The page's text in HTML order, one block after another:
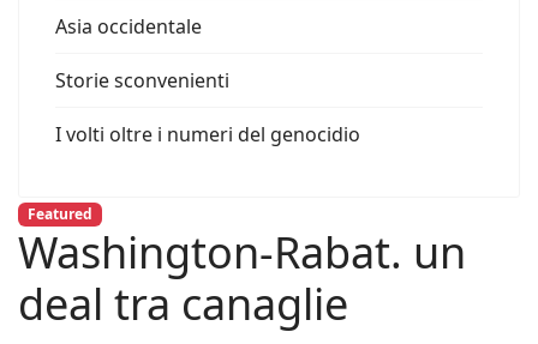
Asia occidentale
Storie sconvenienti
I volti oltre i numeri del genocidio
Featured
Washington-Rabat. un
deal tra canaglie